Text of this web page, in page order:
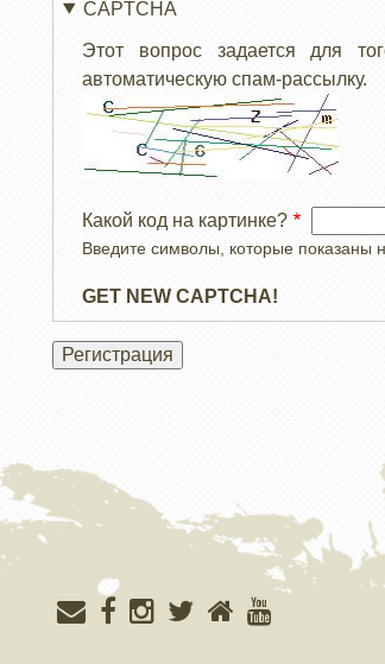
CAPTCHA
Этот вопрос задается для
автоматическую спам-рассылку.
Какой код на картинке?
Введите символы, которые показаны
GET NEW CAPTCHA!